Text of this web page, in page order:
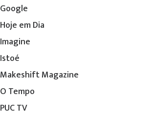
Google
Hoje em Dia
Imagine
Istoé
Makeshift Magazine
O Tempo
PUC TV